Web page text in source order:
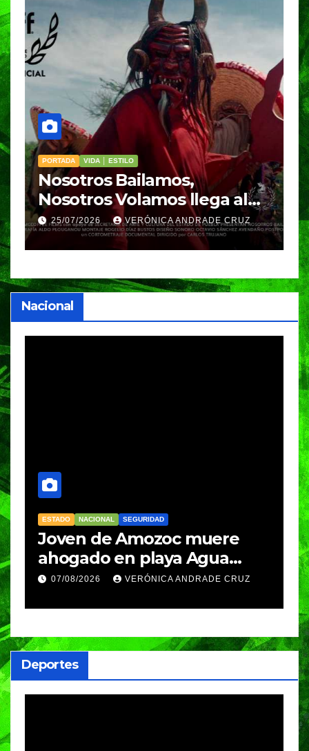
PORTADA VIDA │ ESTILO
Nosotros Bailamos,
Nosotros Volamos llega al
GIFF
25/07/2026 VERÓNICA ANDRADE CRUZ
Nacional
ESTADO NACIONAL SEGURIDAD
Joven de Amozoc muere
ahogado en playa Agua
Azul, en Cazones, Veracruz
07/08/2026 VERÓNICA ANDRADE CRUZ
Deportes